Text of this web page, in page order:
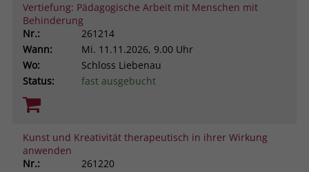
Vertiefung: Pädagogische Arbeit mit Menschen mit
Behinderung
Nr.:
261214
Wann:
Mi. 11.11.2026, 9.00 Uhr
Wo:
Schloss Liebenau
Status:
fast ausgebucht
Kunst und Kreativität therapeutisch in ihrer Wirkung
anwenden
Nr.:
261220